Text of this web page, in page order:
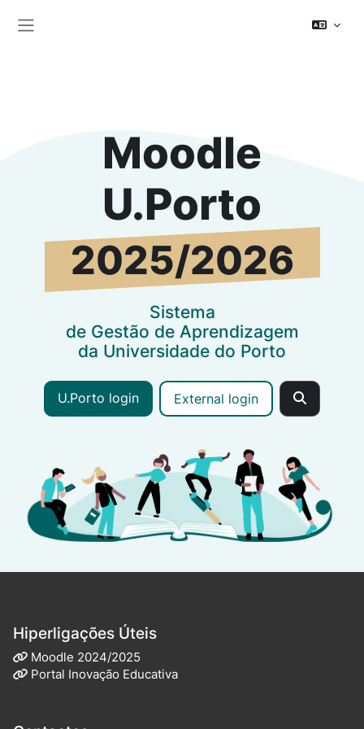
Moodle
U.Porto
2025/2026
Sistema
de Gestão de Aprendizagem
da Universidade do Porto
U.Porto login External login
Hiperligações Úteis
Moodle 2024/2025
Portal Inovação Educativa